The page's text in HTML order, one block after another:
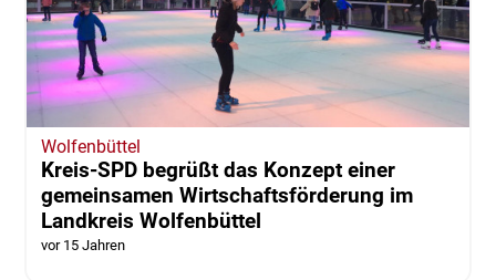
Wolfenbüttel
Kreis-SPD begrüßt das Konzept einer
gemeinsamen Wirtschaftsförderung im
Landkreis Wolfenbüttel
vor 15 Jahren